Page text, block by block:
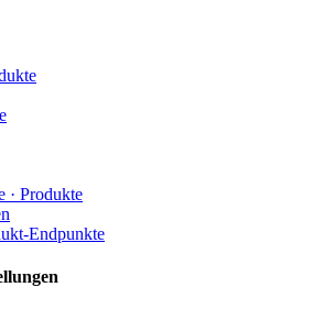
· Produkte
Endpunkte